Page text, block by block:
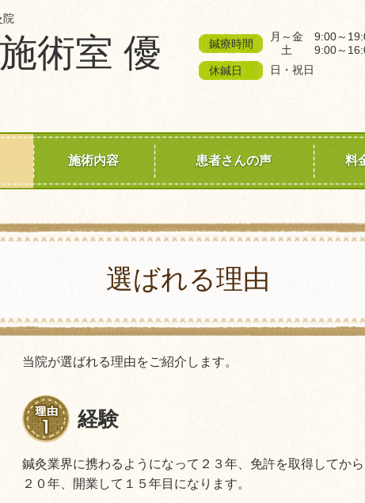
院
術室 優 鍼療時間
月～金 9:00～
土 9:00～
休鍼日
日・祝日
施術内容 患者さんの声 料
選ばれる理由
当院が選ばれる理由をご紹介します。
経験
鍼灸業界に携わるようになって２３年、免許を取得してから
２０年、開業して１５年目になります。